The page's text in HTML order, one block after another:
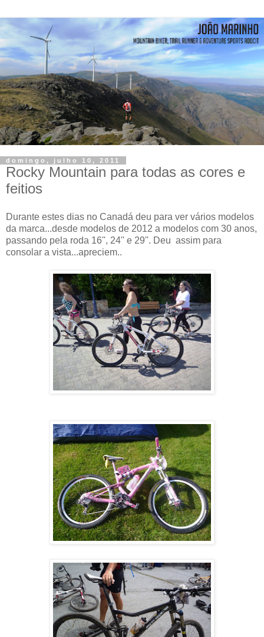
domingo, julho 10, 2011
Rocky Mountain para todas as cores e
feitios
Durante estes dias no Canadá deu para ver vários modelos
da marca...desde modelos de 2012 a modelos com 30 anos,
passando pela roda 16'', 24'' e 29''. Deu assim para
consolar a vista...apreciem..